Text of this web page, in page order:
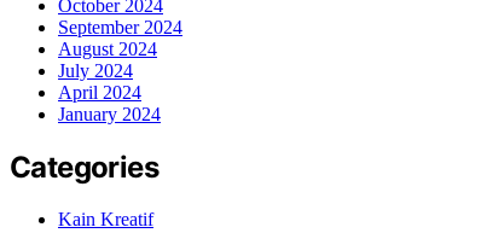
October 2024
September 2024
August 2024
July 2024
April 2024
January 2024
Categories
Kain Kreatif